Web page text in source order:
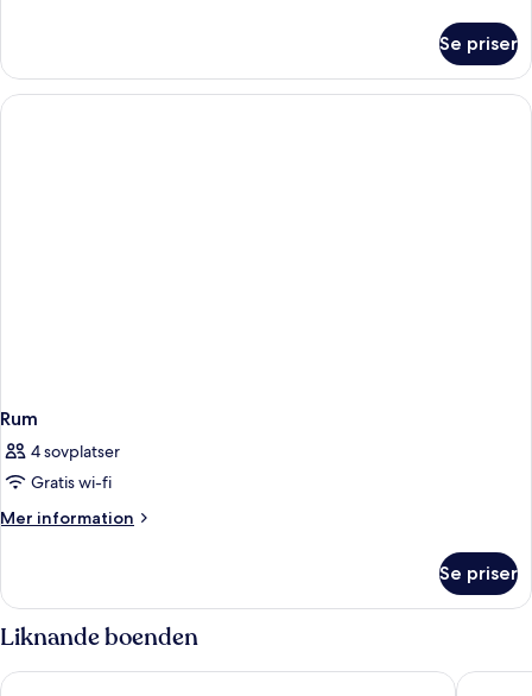
Room
Double
or
Twin
Se priser
Rum
4 sovplatser
Gratis wi-fi
Mer information
Mer
Se priser
Liknande boenden
ARCOTEL Wimberger Vienna Hotel